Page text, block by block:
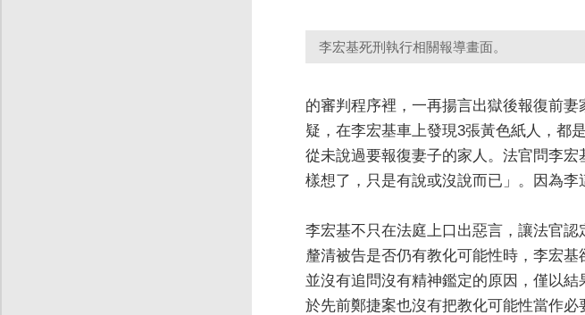
李宏基死刑執行相關報導畫面。
的審判程序裡，一再揚言出獄後報復前
疑，在李宏基車上發現3張黃色紙人，都
從未說過要報復妻子的家人。法官問李
樣想了，只是有說或沒說而已」。因為李
李宏基不只在法庭上口出惡言，讓法官
釐清被告是否仍有教化可能性時，李宏
並沒有追問沒有精神鑑定的原因，僅以
於先前鄭捷案也沒有把教化可能性當作